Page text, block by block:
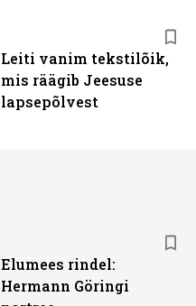
Leiti vanim tekstilõik,
mis räägib Jeesuse
lapsepõlvest
Elumees rindel:
Hermann Göringi